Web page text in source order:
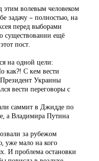
этим волевым человеком
задачу – полностью, на
перед выборами
существовании ещё
пост.
на одной цели:
как?! С кем вести
Украины
вести переговоры с
саммит в Джидде по
а Владимира Путина
за рубежом
уже мало на кого
И проблема остановки